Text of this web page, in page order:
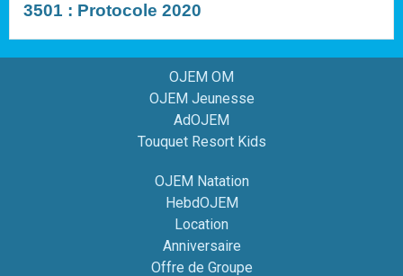
3501 : Protocole 2020
OJEM OM
OJEM Jeunesse
AdOJEM
Touquet Resort Kids
OJEM Natation
HebdOJEM
Location
Anniversaire
Offre de Groupe